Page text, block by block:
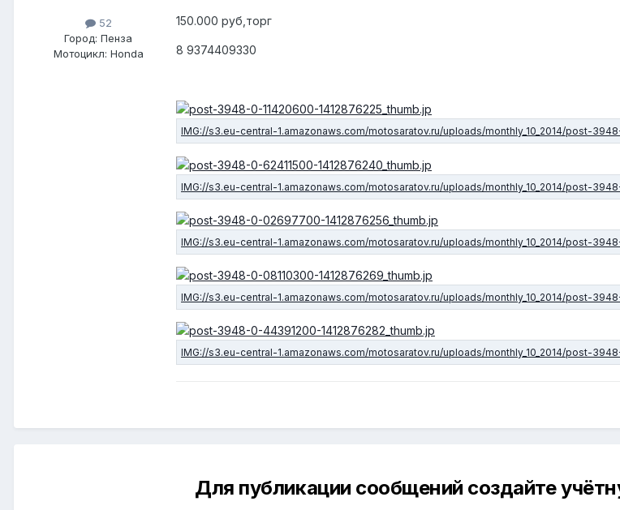
52
Город: Пенза
Мотоцикл: Honda
150.000 руб,торг
8 9374409330
Для публикации сообщений создайте